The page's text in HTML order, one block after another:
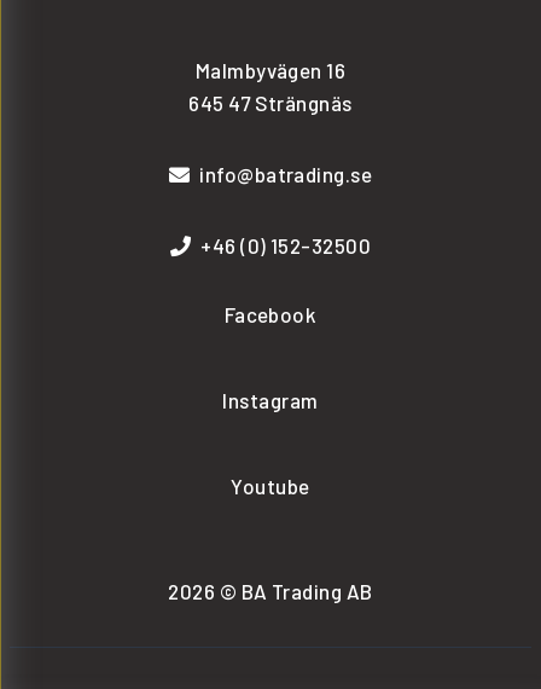
Malmbyvägen 16
645 47 Strängnäs
info@batrading.se
+46 (0) 152-32500
Facebook
Instagram
Youtube
2026 © BA Trading AB